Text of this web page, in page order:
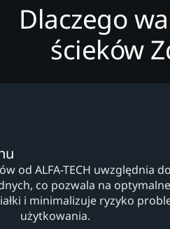
Dlaczego
ścieków
od ALFA-TECH uwzględnia
co pozwala na
i minimalizuje ryzyko
użytkowania.